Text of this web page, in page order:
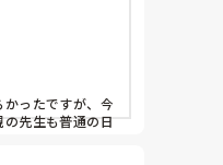
ったですが、今
先生も普通の日